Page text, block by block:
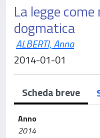
La legge
dogmatica
ALBERTI, Anna
2014-01-01
Scheda breve
Anno
2014